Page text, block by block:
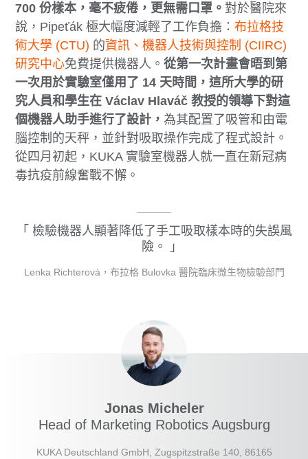
700 份樣本，毫不疲倦，更無需口罩。對於醫院來
說，Pipeťák 極大幅度減輕了工作負擔：布拉格技
術大學 (CTU) 的資訊、機器人技術與控制 (CIIRC)
研究中心免費提供機器人。從第一次計畫會晤到第
一次用於實驗室僅用了 14 天時間，這所大學的研
究人員和學生在 Václav Hlaváč 教授的領導下對這
個機器人助手進行了設計，為其配置了吸管和由電
腦控制的天秤，並針對吸取操作完成了程式設計。
從四月初起，KUKA 實驗室機器人就一直在新冠病
毒抗疫前線奮戰不懈。
檢驗機器人顯著降低了手工吸取樣本時的失誤風
險。
Lenka Richterová，布拉格 Bulovka 醫院臨床微生物檢驗部門
Jonas Micheler
Head of Marketing Robotics Augsburg
KUKA Deutschland GmbH, Zugspitzstraße 140, 86165